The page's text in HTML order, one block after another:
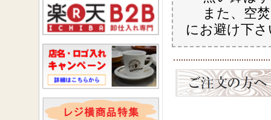
また、空焚
にお避け下